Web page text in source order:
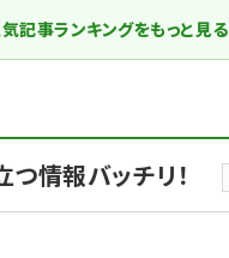
情報バッチリ！
記事ランキングをもっと見る